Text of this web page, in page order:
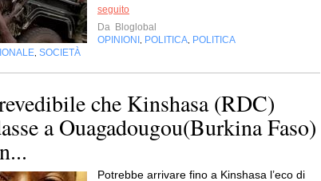
seguito
Da Bloglobal
OPINIONI
POLITICA POLITICA
SOCIETÀ
che Kinshasa (RDC)
a Ouagadougou(Burkina Faso)
Potrebbe arrivare fino a Kinshasa l’eco di